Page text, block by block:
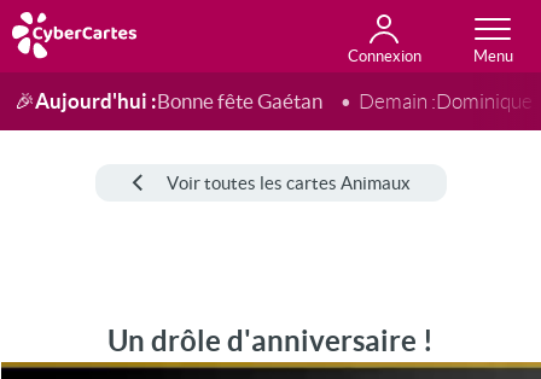
Connexion
Anniversaire
Fête du jour
Amour
Amitié
Merci
Toutes les cartes
🎉Aujourd'hui :Bonne fête Gaétan Demain :Dominique
Voir toutes les cartes Animaux
Un drôle d'anniversaire !